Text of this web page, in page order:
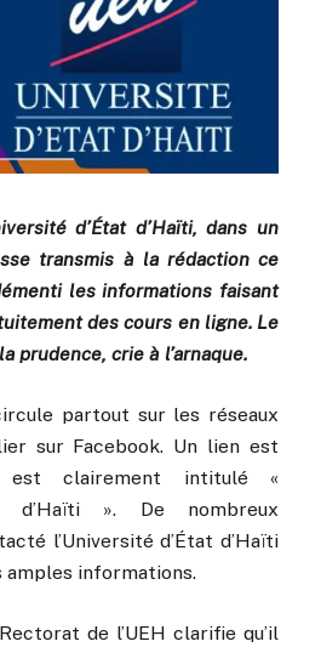
d’État d’Haïti, dans un
transmis à la rédaction ce
les informations faisant
des cours en ligne. Le
prudence, crie à l’arnaque.
partout sur les réseaux
sur Facebook. Un lien est
clairement intitulé «
d’Haïti ». De nombreux
l’Université d’État d’Haïti
informations.
de l’UEH clarifie qu’il